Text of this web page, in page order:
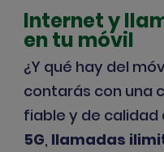
Internet y
en tu móvil
¿Y qué hay del
contarás con una
fiable y de calidad
5G, llamadas